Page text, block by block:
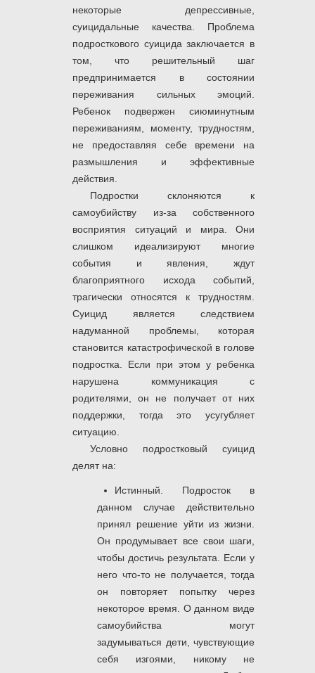
некоторые депрессивные,
суицидальные качества. Проблема
подросткового суицида заключается в
том, что решительный шаг
предпринимается в состоянии
переживания сильных эмоций.
Ребенок подвержен сиюминутным
переживаниям, моменту, трудностям,
не предоставляя себе времени на
размышления и эффективные
действия.
Подростки склоняются к
самоубийству из-за собственного
восприятия ситуаций и мира. Они
слишком идеализируют многие
события и явления, ждут
благоприятного исхода событий,
трагически относятся к трудностям.
Суицид является следствием
надуманной проблемы, которая
становится катастрофической в голове
подростка. Если при этом у ребенка
нарушена коммуникация с
родителями, он не получает от них
поддержки, тогда это усугубляет
ситуацию.
Условно подростковый суицид
делят на:
Истинный. Подросток в
данном случае действительно
принял решение уйти из жизни.
Он продумывает все свои шаги,
чтобы достичь результата. Если у
него что-то не получается, тогда
он повторяет попытку через
некоторое время. О данном виде
самоубийства могут
задумываться дети, чувствующие
себя изгоями, никому не